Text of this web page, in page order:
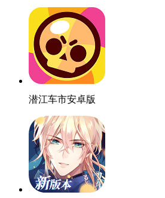
潜江车市安卓版